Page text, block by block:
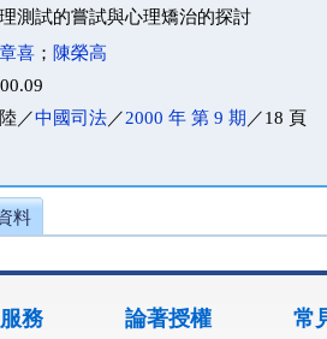
測試的嘗試與心理矯治的探討
喜 ； 陳榮高
／中國司法／2000 年 第 9 期 ／18 頁
料
務 論著授權 常